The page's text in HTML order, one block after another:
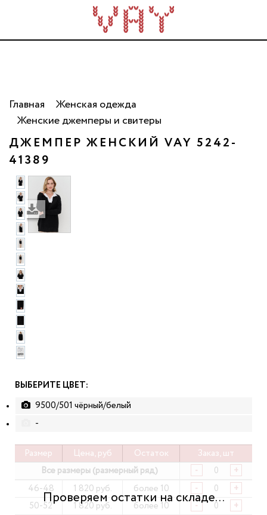
Трикотаж для всей семьи. Сделано в России. Опт
от 5 000 рублей.
Главная
Женская одежда
Женские джемперы и свитеры
ДЖЕМПЕР ЖЕНСКИЙ VAY 5242-
41389
фото
ВЫБЕРИТЕ ЦВЕТ:
9500/501 чёрный/белый
-
Размер Цена, руб Остаток
Заказ, шт
Все размеры (размерный ряд)
- +
46-48 1 820 руб. более 10 - +
50-52 1 820 руб. более 10 - +